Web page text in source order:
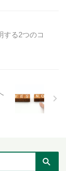
する2つのコ